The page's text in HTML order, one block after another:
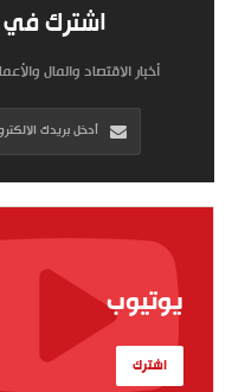
اشترك في
أخبار الاقتصاد والمال
يوتيوب
اشترك